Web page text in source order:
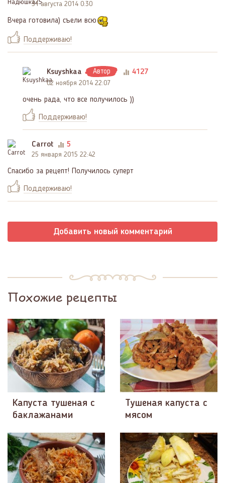
31 августа 2014 0:30
Вчера готовила) съели всю
Поддерживаю!
Ksuyshkaa Автор 4127
02 ноября 2014 22:07
очень рада, что все получилось ))
Поддерживаю!
Carrot 5
25 января 2015 22:42
Спасибо за рецепт! Получилось суперт
Поддерживаю!
Добавить новый комментарий
Похожие рецепты
Капуста тушеная с
баклажанами
Тушеная капуста с
мясом